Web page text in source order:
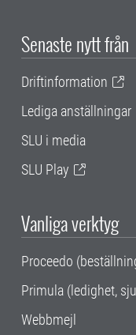
Senaste nytt från
Driftinformation
Lediga anställningar
SLU i media
SLU Play
Vanliga verktyg
Proceedo
Primula (ledighet,
Webbmejl